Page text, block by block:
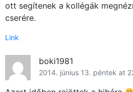
ott segítenek a kollégák
cserére.
Link
boki1981
2014. június 13. péntek at